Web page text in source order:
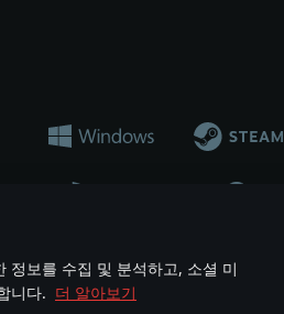
정보를 수집 및 분석하고, 소셜 미
니다. 더 알아보기
하는 것은 무기 개발 업체나 장비 제조
and brand names are the property of
이용 약관